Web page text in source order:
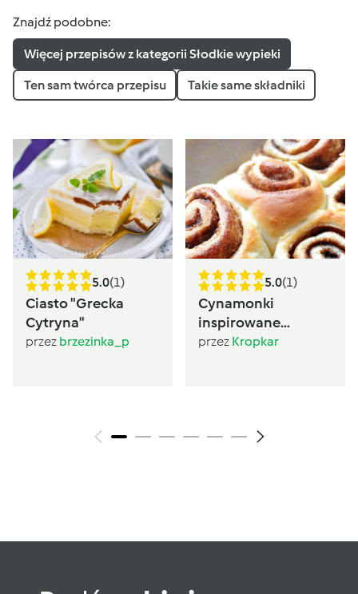
Znajdź podobne:
Więcej przepisów z kategorii Słodkie wypieki
Ten sam twórca przepisu Takie same składniki
5.0(1)
Ciasto "Grecka
Cytryna"
przez brzezinka_p
5.0(1)
Cynamonki
inspirowane
Sugarlady
przez Kropkar